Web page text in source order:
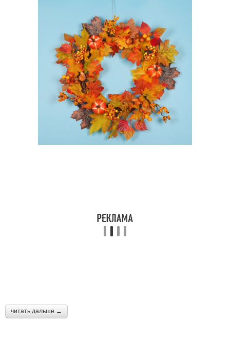
читать дальше →